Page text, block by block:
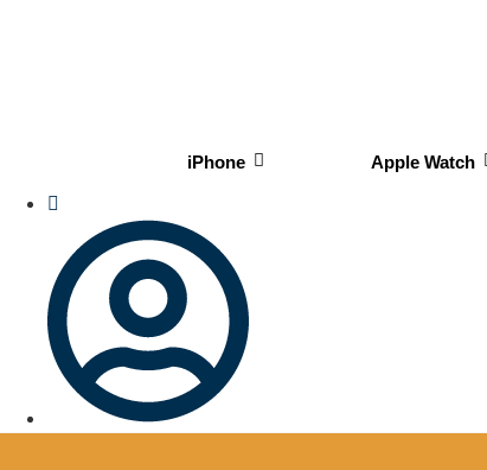
iPhone Apple Watch